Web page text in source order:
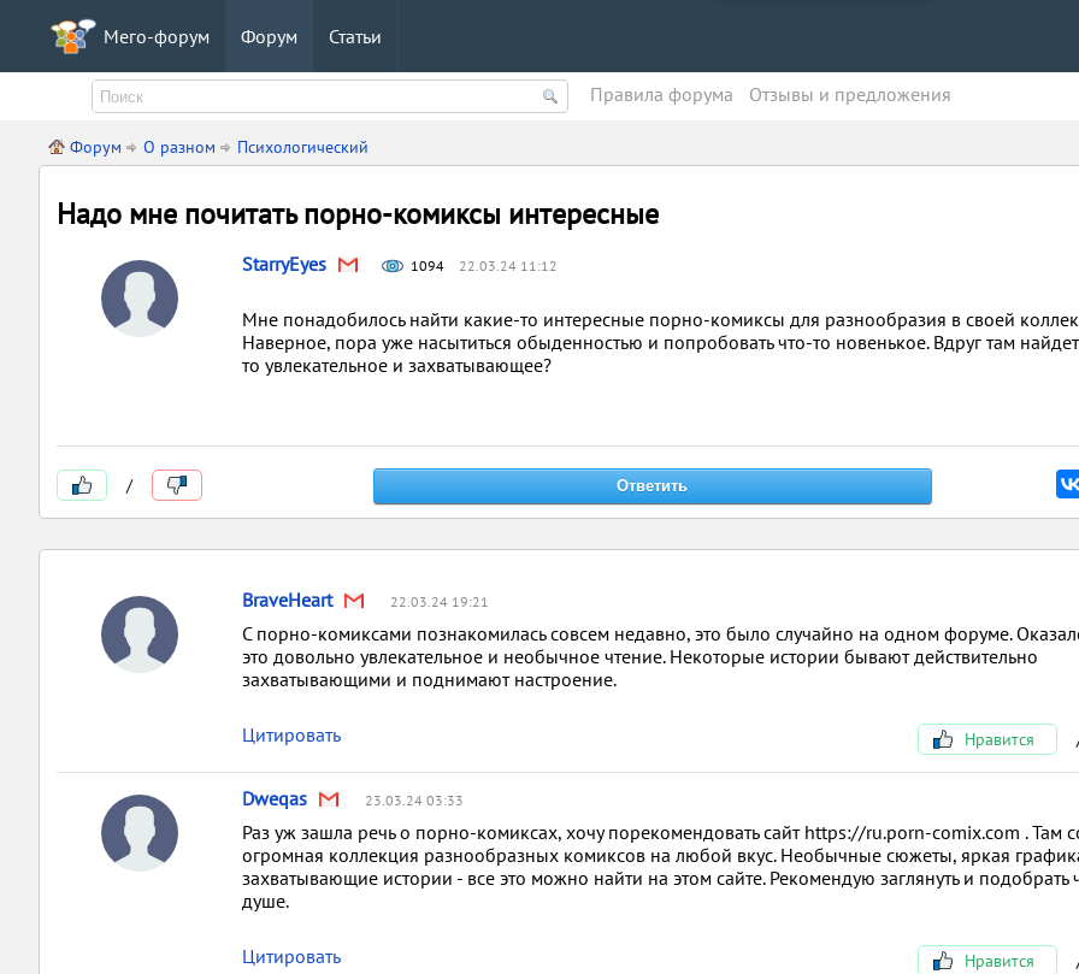
Мего-форум Форум Статьи
Правила форума Oтзывы и предложения
Форум О разном Психологический
Надо мне почитать порно-комиксы интересные
StarryEyes 1094 22.03.24 11:12
Мне понадобилось найти какие-то интересные порно-комиксы для разнообразия в своей
Наверное, пора уже насытиться обыденностью и попробовать что-то новенькое. Вдруг там
то увлекательное и захватывающее?
/
BraveHeart 22.03.24 19:21
С порно-комиксами познакомилась совсем недавно, это было случайно на одном форуме.
это довольно увлекательное и необычное чтение. Некоторые истории бывают действительно
захватывающими и поднимают настроение.
Цитировать Нравится
Dweqas 23.03.24 03:33
Раз уж зашла речь о порно-комиксах, хочу порекомендовать сайт https://ru.porn-comix.com . Там
огромная коллекция разнообразных комиксов на любой вкус. Необычные сюжеты, яркая
захватывающие истории - все это можно найти на этом сайте. Рекомендую заглянуть и подобрать
душе.
Цитировать Нравится